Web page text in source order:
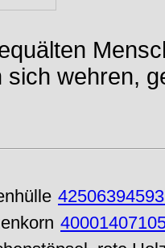
sich wehren,